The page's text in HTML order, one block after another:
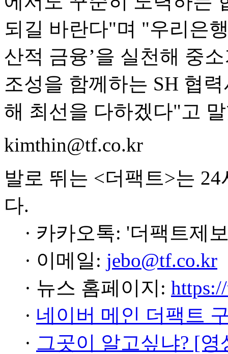
되길 바란다"며 "우리은
산적 금융’을 실천해 중
조성을 함께하는 SH 협
해 최선을 다하겠다"고
kimthin@tf.co.kr
발로 뛰는 <더팩트>는
다.
· 카카오톡: '더팩트제
· 이메일: jebo@tf.co.kr
· 뉴스 홈페이지:
· 네이버 메인 더팩트
· 그곳이 알고싶냐? [